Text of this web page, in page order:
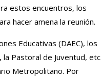
estos encuentros, los
hacer amena la reunión.
Educativas (DAEC), los
la Pastoral de Juventud,
Metropolitano. Por